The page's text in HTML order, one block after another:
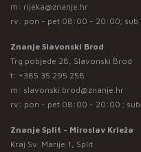
m: rijeka@znanje.hr
rv: pon - pet 08:00 - 20:00;
Znanje Slavonski Brod
Trg pobjede 28, Slavonski Brod
t: +385 35 295 258
m: slavonski.brod@znanje.hr
rv: pon - pet 08:00 - 20:00 ;
Znanje Split - Miroslav Krleža
Kraj Sv. Marije 1, Split